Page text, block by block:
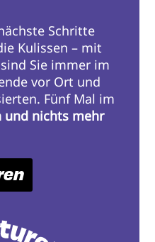
Schritte
Kulissen – mit
Sie immer im
vor Ort und
Fünf Mal im
und nichts mehr